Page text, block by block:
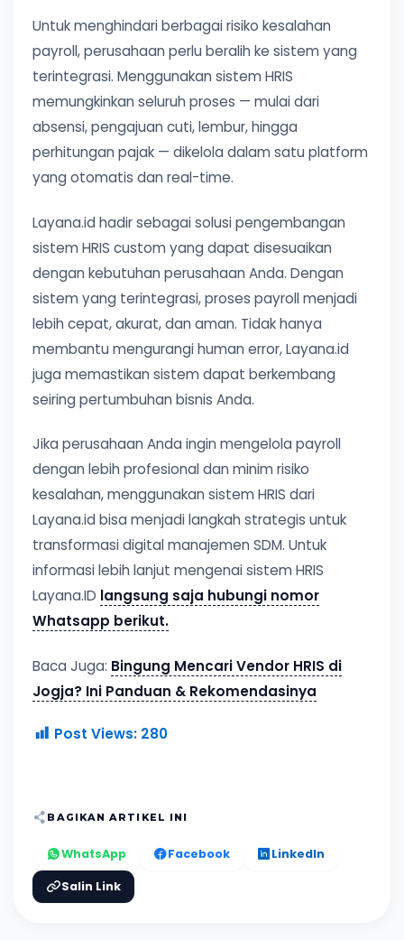
Untuk menghindari berbagai risiko kesalahan
payroll, perusahaan perlu beralih ke sistem yang
terintegrasi. Menggunakan sistem HRIS
memungkinkan seluruh proses — mulai dari
absensi, pengajuan cuti, lembur, hingga
perhitungan pajak — dikelola dalam satu platform
yang otomatis dan real-time.
Layana.id hadir sebagai solusi pengembangan
sistem HRIS custom yang dapat disesuaikan
dengan kebutuhan perusahaan Anda. Dengan
sistem yang terintegrasi, proses payroll menjadi
lebih cepat, akurat, dan aman. Tidak hanya
membantu mengurangi human error, Layana.id
juga memastikan sistem dapat berkembang
seiring pertumbuhan bisnis Anda.
Jika perusahaan Anda ingin mengelola payroll
dengan lebih profesional dan minim risiko
kesalahan, menggunakan sistem HRIS dari
Layana.id bisa menjadi langkah strategis untuk
transformasi digital manajemen SDM. Untuk
informasi lebih lanjut mengenai sistem HRIS
Layana.ID langsung saja hubungi nomor
Whatsapp berikut.
Baca Juga: Bingung Mencari Vendor HRIS di
Jogja? Ini Panduan & Rekomendasinya
Post Views: 280
BAGIKAN ARTIKEL INI
WhatsApp Facebook LinkedIn
Salin Link